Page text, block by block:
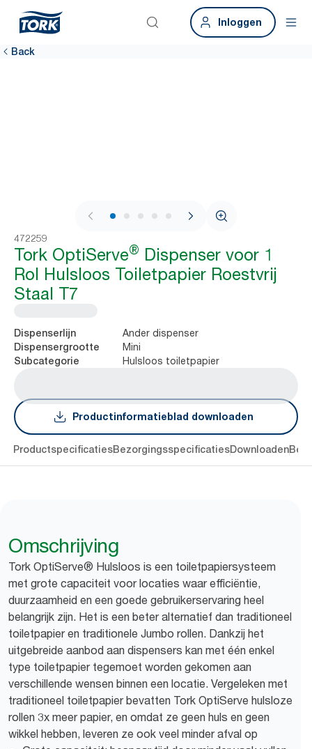
Inloggen
Back
1 / 6
472259
Tork OptiServe® Dispenser voor 1
Rol Hulsloos Toiletpapier Roestvrij
Staal T7
Dispenserlijn Ander dispenser
Dispensergrootte Mini
Subcategorie Hulsloos toiletpapier
Productinformatieblad downloaden
ProductspecificatiesBezorgingsspecificatiesDownloaden
Omschrijving
Tork OptiServe® Hulsloos is een toiletpapiersysteem
met grote capaciteit voor locaties waar efficiëntie,
duurzaamheid en een goede gebruikerservaring heel
belangrijk zijn. Het is een beter alternatief dan traditioneel
toiletpapier en traditionele Jumbo rollen. Dankzij het
uitgebreide aanbod aan dispensers kan met één enkel
type toiletpapier tegemoet worden gekomen aan
verschillende wensen binnen een locatie. Vergeleken met
traditioneel toiletpapier bevatten Tork OptiServe hulsloze
rollen 3x meer papier, en omdat ze geen huls en geen
wikkel hebben, leveren ze ook veel minder afval op